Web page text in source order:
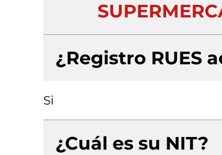
¿Registro RUES
Si
¿Cuál es su NIT?